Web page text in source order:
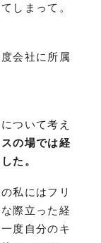
しまって。
会社に所属
ついて考え
の場では経
た。
私にはフリ
際立った経
度自分のキ